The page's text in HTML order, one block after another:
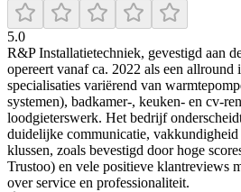
5.0
R&P Installatietechniek, gevestigd aan
opereert vanaf ca. 2022 als een allround
specialisaties variërend van
systemen), badkamer-, keuken- en cv-
loodgieterswerk. Het bedrijf
duidelijke communicatie, vakkundigheid
klussen, zoals bevestigd door hoge
Trustoo) en vele positieve klantreviews
over service en professionaliteit.